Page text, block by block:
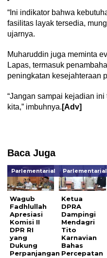
“Ini indikator bahwa
fasilitas layak tersedia,
ujarnya.
Muharuddin juga meminta
Lapas, termasuk
peningkatan kesejahteraan
“Jangan sampai kejadian
kita,” imbuhnya. [Adv]
Baca Juga
Parlementarial
Wagub
Fadhlullah
Apresiasi
Komisi II
DPR RI
yang
Dukung
Perpanjangan
Parlementarial
Ketua
DPRA
Dampingi
Mendagri
Tito
Karnavian
Bahas
Percepatan